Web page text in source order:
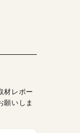
材レポー
願いしま